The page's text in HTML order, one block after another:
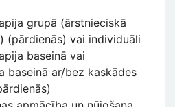
grupā (ārstnieciskā
(pārdienās) vai individuāli
baseinā vai
baseinā ar/bez kaskādes